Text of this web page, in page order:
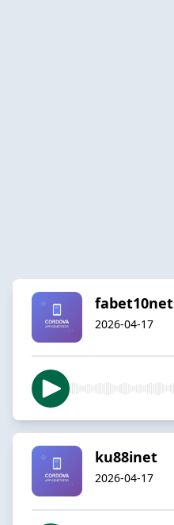
fabet10net
2026-04-17
ku88inet
2026-04-17